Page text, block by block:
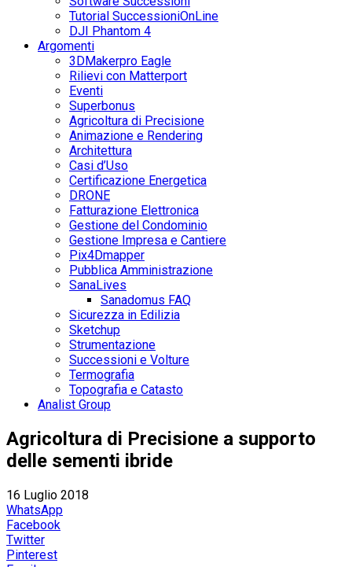
Tutorial SuccessioniOnLine
DJI Phantom 4
Argomenti
3DMakerpro Eagle
Rilievi con Matterport
Eventi
Superbonus
Agricoltura di Precisione
Animazione e Rendering
Architettura
Casi d’Uso
Certificazione Energetica
DRONE
Fatturazione Elettronica
Gestione del Condominio
Gestione Impresa e Cantiere
Pix4Dmapper
Pubblica Amministrazione
SanaLives
Sanadomus FAQ
Sicurezza in Edilizia
Sketchup
Strumentazione
Successioni e Volture
Termografia
Topografia e Catasto
Analist Group
Agricoltura di Precisione a supporto
delle sementi ibride
16 Luglio 2018
WhatsApp
Facebook
Twitter
Pinterest